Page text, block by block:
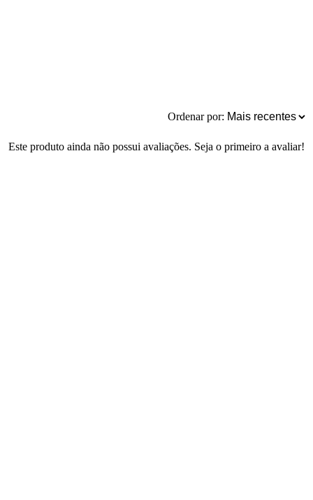
Ordenar por:
Este produto ainda não possui avaliações. Seja o primeiro a avaliar!